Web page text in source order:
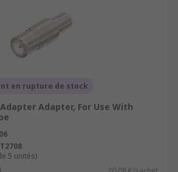
en rupture de stock
Adapter Adapter, For Use With
5 unités)